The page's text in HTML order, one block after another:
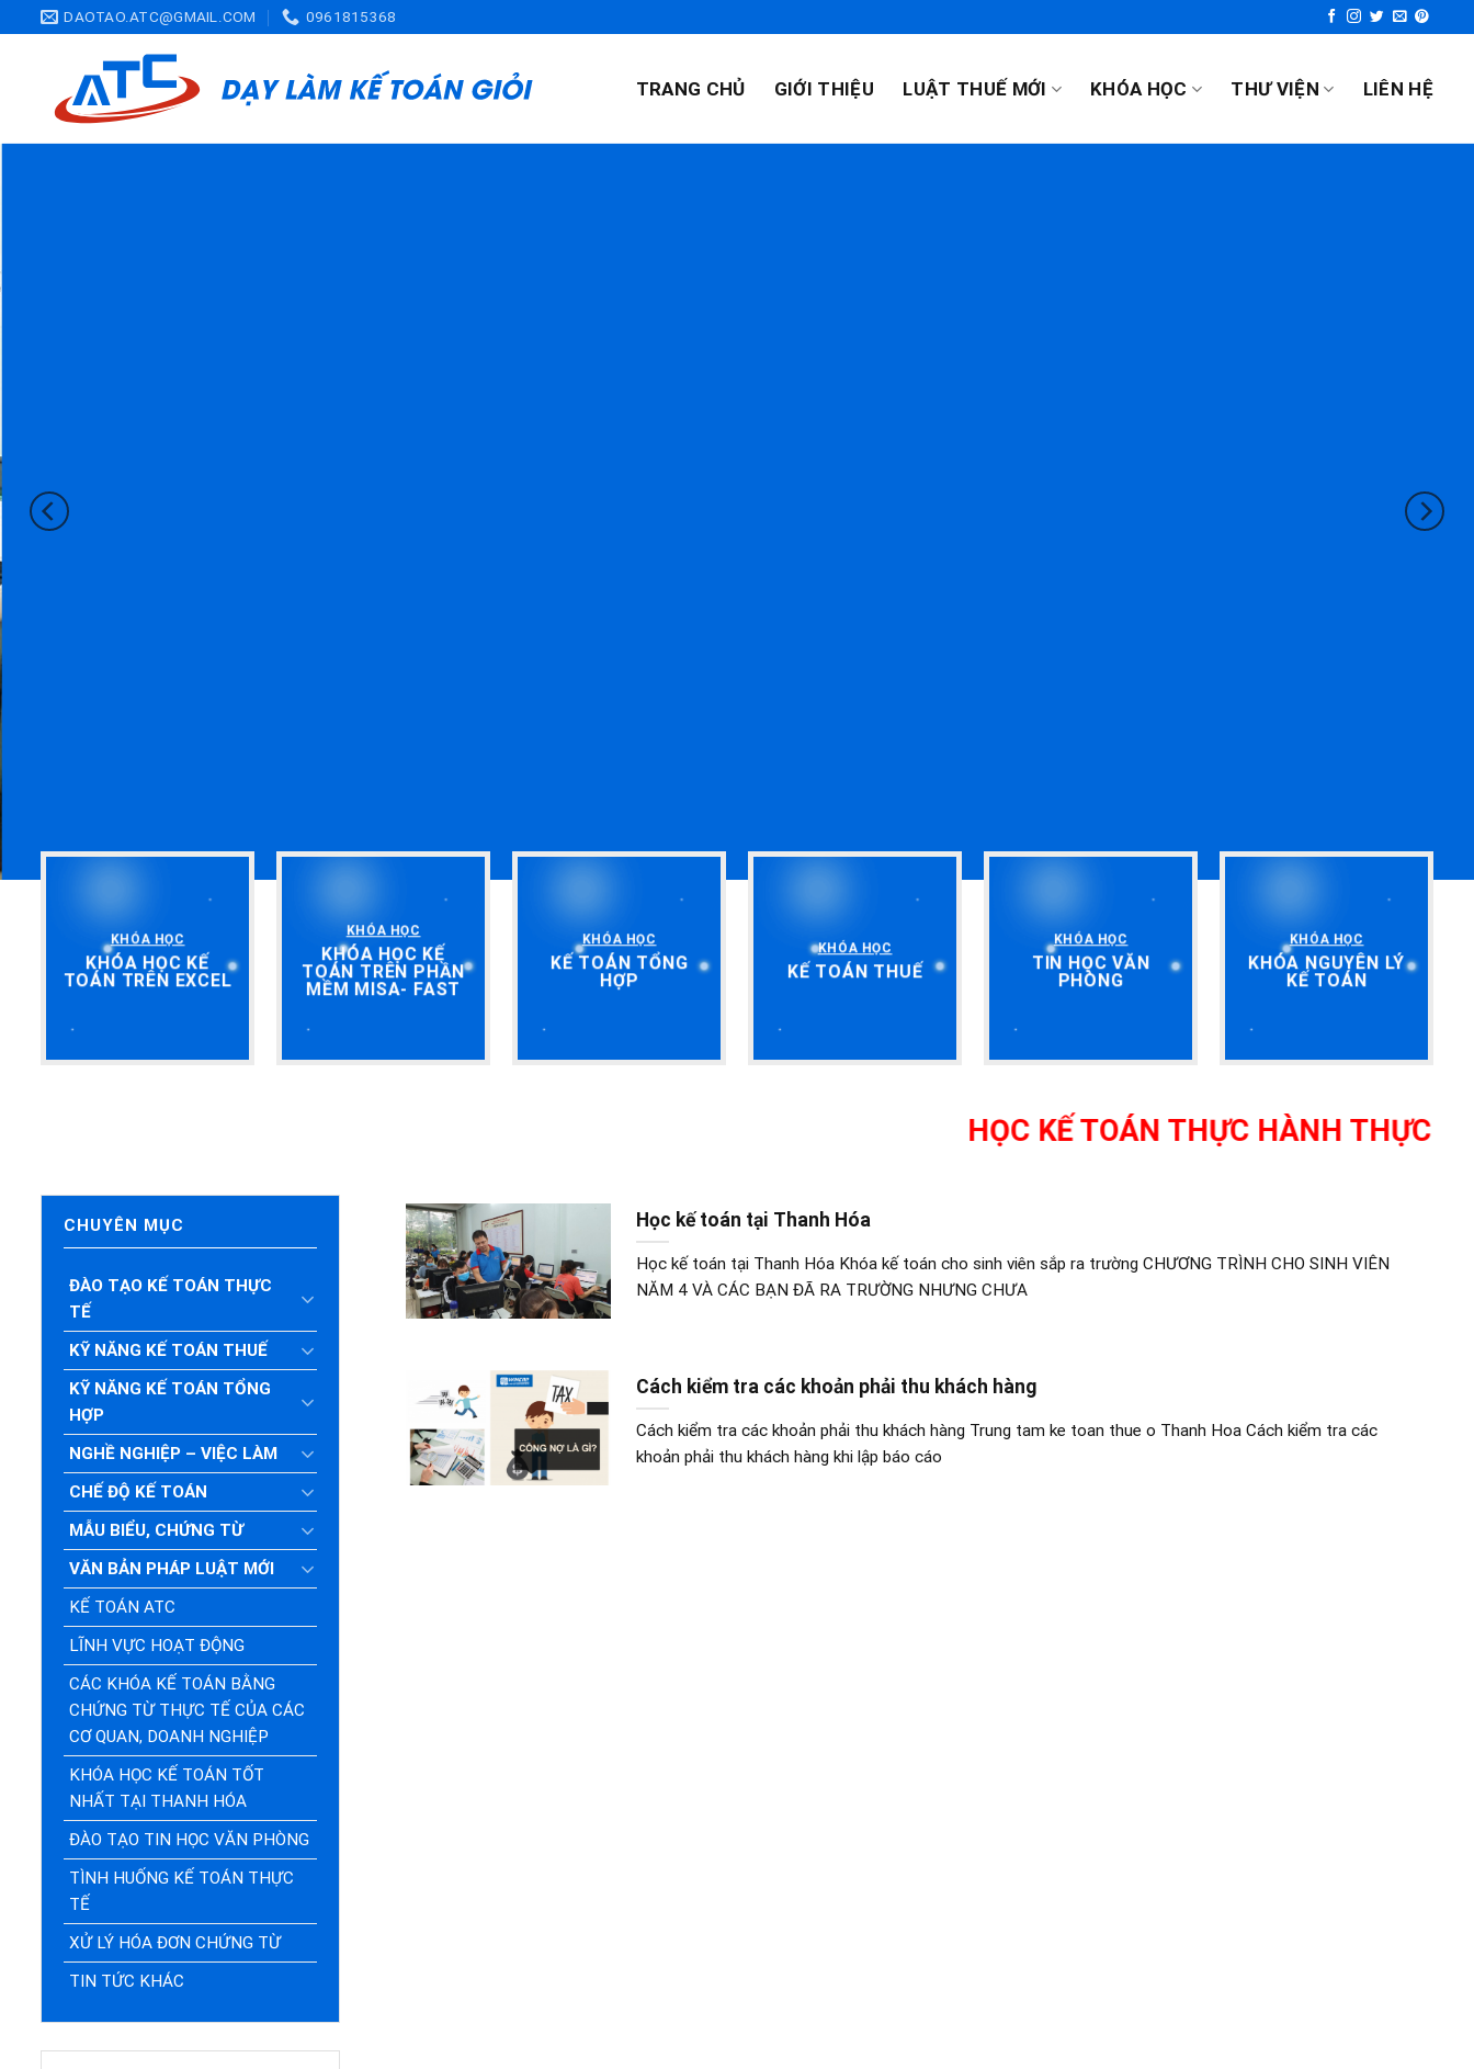
DAOTAO.ATC@GMAIL.COM 0961815368
TRANG CHỦ GIỚI THIỆU LUẬT THUẾ MỚI KHÓA HỌC THƯ VIỆN LIÊN HỆ
KHÓA HỌC
KHÓA HỌC KẾ
TOÁN TRÊN EXCEL
KHÓA HỌC
KHÓA HỌC KẾ
TOÁN TRÊN PHẦN
MỀM MISA- FAST
KHÓA HỌC
KẾ TOÁN TỔNG
HỢP
KHÓA HỌC
KẾ TOÁN THUẾ
KHÓA HỌC
TIN HỌC VĂN
PHÒNG
KHÓA HỌC
KHÓA NGUYÊN LÝ
KẾ TOÁN
HỌC KẾ TOÁN THỰC HÀNH THỰC TẾ
CHUYÊN MỤC
ĐÀO TẠO KẾ TOÁN THỰC
TẾ
KỸ NĂNG KẾ TOÁN THUẾ
KỸ NĂNG KẾ TOÁN TỔNG
HỢP
NGHỀ NGHIỆP – VIỆC LÀM
CHẾ ĐỘ KẾ TOÁN
MẪU BIỂU, CHỨNG TỪ
VĂN BẢN PHÁP LUẬT MỚI
KẾ TOÁN ATC
LĨNH VỰC HOẠT ĐỘNG
CÁC KHÓA KẾ TOÁN BẰNG
CHỨNG TỪ THỰC TẾ CỦA CÁC
CƠ QUAN, DOANH NGHIỆP
KHÓA HỌC KẾ TOÁN TỐT
NHẤT TẠI THANH HÓA
ĐÀO TẠO TIN HỌC VĂN PHÒNG
TÌNH HUỐNG KẾ TOÁN THỰC
TẾ
XỬ LÝ HÓA ĐƠN CHỨNG TỪ
TIN TỨC KHÁC
Học kế toán tại Thanh Hóa
Học kế toán tại Thanh Hóa Khóa kế toán cho sinh viên sắp ra trường CHƯƠNG TRÌNH CHO SINH VIÊN
NĂM 4 VÀ CÁC BẠN ĐÃ RA TRƯỜNG NHƯNG CHƯA
Cách kiểm tra các khoản phải thu khách hàng
Cách kiểm tra các khoản phải thu khách hàng Trung tam ke toan thue o Thanh Hoa Cách kiểm tra các
khoản phải thu khách hàng khi lập báo cáo